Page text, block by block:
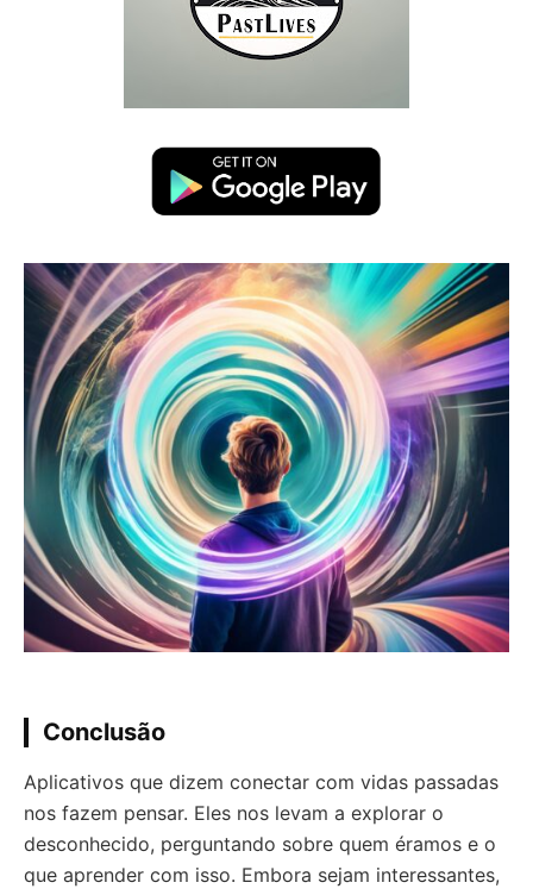
Conclusão
Aplicativos que dizem conectar com vidas passadas
nos fazem pensar. Eles nos levam a explorar o
desconhecido, perguntando sobre quem éramos e o
que aprender com isso. Embora sejam interessantes,